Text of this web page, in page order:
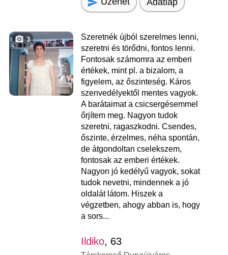
3
Szeretnék újból szerelmes lenni,
szeretni és törődni, fontos lenni.
Fontosak számomra az emberi
értékek, mint pl. a bizalom, a
figyelem, az őszinteség. Káros
szenvedélyektől mentes vagyok.
A barátaimat a csicsergésemmel
őrjítem meg. Nagyon tudok
szeretni, ragaszkodni. Csendes,
őszinte, érzelmes, néha spontán,
de átgondoltan cselekszem,
fontosak az emberi értékek.
Nagyon jó kedélyű vagyok, sokat
tudok nevetni, mindennek a jó
oldalát látom. Hiszek a
végzetben, ahogy abban is, hogy
a sors...
Ildiko, 63